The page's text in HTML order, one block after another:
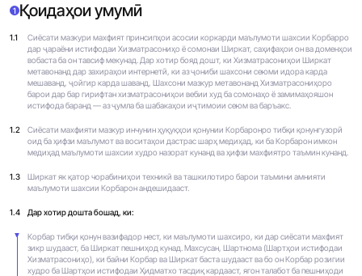
1 Қоидаҳои умумӣ
1.1
Сиёсати мазкури махфият принсипҳои асосии коркарди маълумоти шахсии Корбарро
дар ҷараёни истифодаи Хизматрасониҳо ё сомонаи Ширкат, саҳифаҳои он ва доменҳои
вобаста ба он тавсиф мекунад. Дар хотир бояд дошт, ки Хизматрасониҳои Ширкат
метавонанд дар захираҳои интернетӣ, ки аз ҷониби шахсони сеюми идора карда
мешаванд, ҷойгир карда шаванд, Шахсони мазкур метавонанд Хизматрасониҳоро
барои дар бар гирифтан хизматрасониҳои вебии худ ба сомонаҳо ё замимаҳояшон
истифода баранд — аз ҷумла ба шабакаҳои иҷтимоии сеюм ва баръакс.
1.2
Сиёсати махфияти мазкур инчунин ҳуқуқҳои қонунии Корбаронро тибқи қонунгузорӣ
оид ба ҳифзи маълумот ва воситаҳои дастрас шарҳ медиҳад, ки ба Корбарон имкон
медиҳад маълумоти шахсии худро назорат кунанд ва ҳифзи махфиятро таъмин кунанд.
1.3
Ширкат як қатор чорабиниҳои техникӣ ва ташкилотиро барои таъмини амнияти
маълумоти шахсии Корбарон андешидааст.
1.4 Дар хотир дошта бошад, ки:
Корбар тибқи қонун вазифадор нест, ки маълумоти шахсиро, ки дар сиёсати махфият
зикр шудааст, ба Ширкат пешниҳод кунад. Махсусан, Шартнома (Шартҳои истифодаи
Хизматрасониҳо), ки байни Корбар ва Ширкат баста шудааст ва бо он Корбар розигии
худро ба Шартҳои истифодаи Ҳидматхо тасдиқ кардааст, ягон талабот ба пешниҳоди